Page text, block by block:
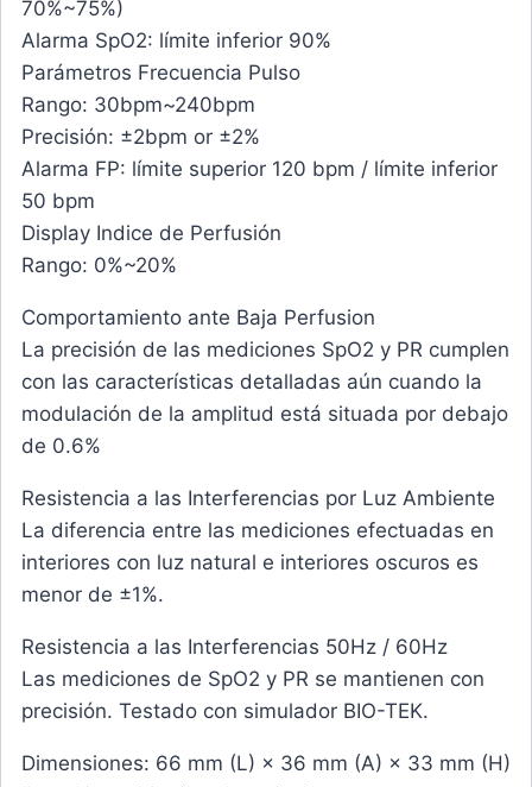
70%~75%)
Alarma SpO2: límite inferior 90%
Parámetros Frecuencia Pulso
Rango: 30bpm~240bpm
Precisión: ±2bpm or ±2%
Alarma FP: límite superior 120 bpm / límite inferior
50 bpm
Display Indice de Perfusión
Rango: 0%~20%
Comportamiento ante Baja Perfusion
La precisión de las mediciones SpO2 y PR cumplen
con las características detalladas aún cuando la
modulación de la amplitud está situada por debajo
de 0.6%
Resistencia a las Interferencias por Luz Ambiente
La diferencia entre las mediciones efectuadas en
interiores con luz natural e interiores oscuros es
menor de ±1%.
Resistencia a las Interferencias 50Hz / 60Hz
Las mediciones de SpO2 y PR se mantienen con
precisión. Testado con simulador BIO-TEK.
Dimensiones: 66 mm (L) × 36 mm (A) × 33 mm (H)